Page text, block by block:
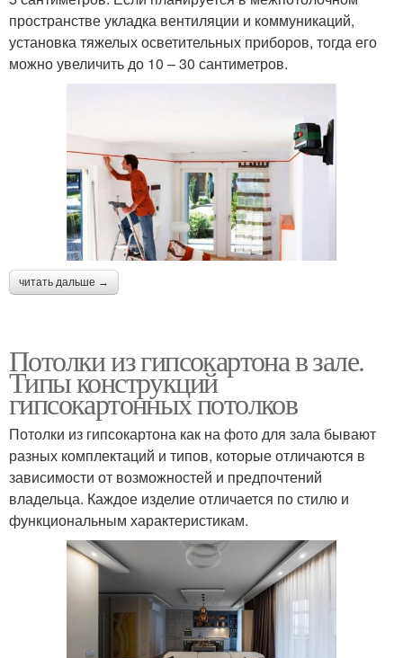
пространстве укладка вентиляции и коммуникаций,
установка тяжелых осветительных приборов, тогда его
можно увеличить до 10 – 30 сантиметров.
читать дальше →
Потолки из гипсокартона в зале.
Типы конструкций
гипсокартонных потолков
Потолки из гипсокартона как на фото для зала бывают
разных комплектаций и типов, которые отличаются в
зависимости от возможностей и предпочтений
владельца. Каждое изделие отличается по стилю и
функциональным характеристикам.